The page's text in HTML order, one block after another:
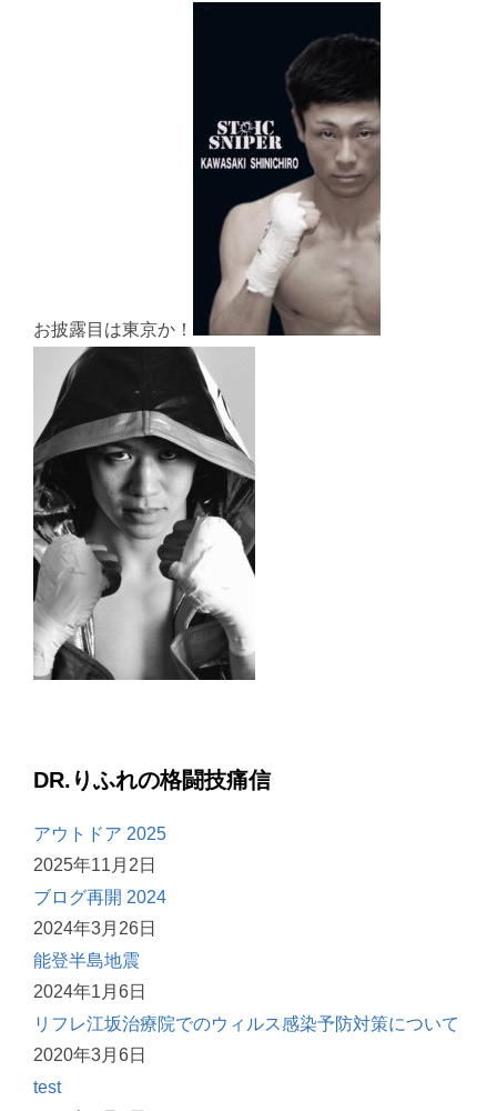
お披露目は東京か！
DR.りふれの格闘技痛信
アウトドア 2025
2025年11月2日
ブログ再開 2024
2024年3月26日
能登半島地震
2024年1月6日
リフレ江坂治療院でのウィルス感染予防対策について
2020年3月6日
test